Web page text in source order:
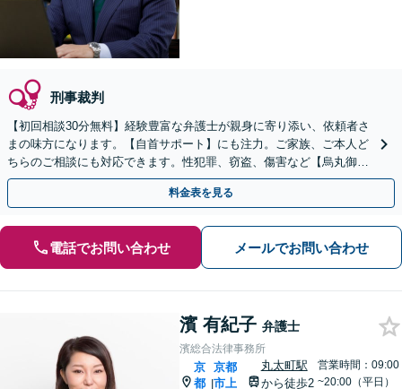
刑事裁判
【初回相談30分無料】経験豊富な弁護士が親身に寄り添い、依頼者さ
まの味方になります。【自首サポート】にも注力。ご家族、ご本人ど
ちらのご相談にも対応できます。性犯罪、窃盗、傷害など【烏丸御池
駅7分】
料金表を見る
電話でお問い合わせ メールでお問い合わせ
濱 有紀子 弁護士
濱総合法律事務所
京
都 |
京都
市上
丸太町駅
から徒歩2
営業時間：09:00
~20:00（平日）